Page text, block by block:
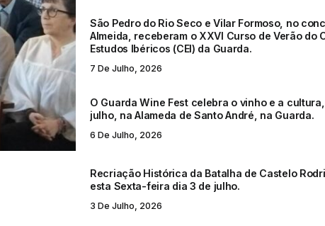
São Pedro do Rio Seco e Vilar Formoso, no
Almeida, receberam o XXVI Curso de Verão do
Estudos Ibéricos (CEI) da Guarda.
7 De Julho, 2026
O Guarda Wine Fest celebra o vinho e a cultura,
julho, na Alameda de Santo André, na Guarda.
6 De Julho, 2026
Recriação Histórica da Batalha de Castelo
esta Sexta-feira dia 3 de julho.
3 De Julho, 2026